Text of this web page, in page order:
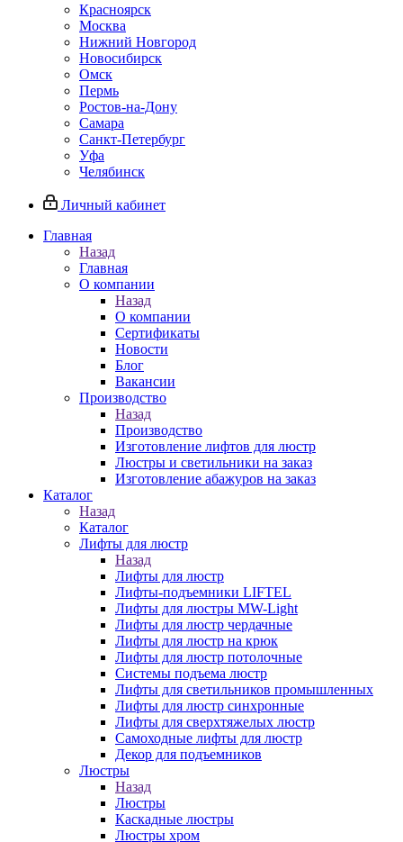
Красноярск
Москва
Нижний Новгород
Новосибирск
Омск
Пермь
Ростов-на-Дону
Самара
Санкт-Петербург
Уфа
Челябинск
Личный кабинет
Главная
Назад
Главная
О компании
Назад
О компании
Сертификаты
Новости
Блог
Вакансии
Производство
Назад
Производство
Изготовление лифтов для люстр
Люстры и светильники на заказ
Изготовление абажуров на заказ
Каталог
Назад
Каталог
Лифты для люстр
Назад
Лифты для люстр
Лифты-подъемники LIFTEL
Лифты для люстры MW-Light
Лифты для люстр чердачные
Лифты для люстр на крюк
Лифты для люстр потолочные
Системы подъема люстр
Лифты для светильников промышленных
Лифты для люстр синхронные
Лифты для сверхтяжелых люстр
Самоходные лифты для люстр
Декор для подъемников
Люстры
Назад
Люстры
Каскадные люстры
Люстры хром